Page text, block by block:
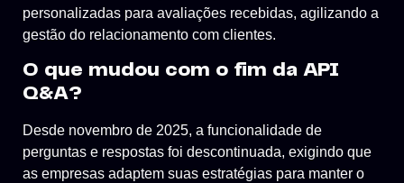
personalizadas para avaliações recebidas, agilizando a
gestão do relacionamento com clientes.
O que mudou com o fim da API
Q&A?
Desde novembro de 2025, a funcionalidade de
perguntas e respostas foi descontinuada, exigindo que
as empresas adaptem suas estratégias para manter o